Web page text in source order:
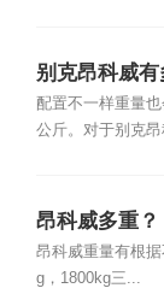
别克昂科威有
配置不一样重量
公斤。对于别克昂
昂科威多重？
昂科威重量有根
g，1800kg三...